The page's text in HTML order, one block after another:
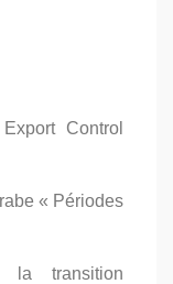
Control
« Périodes
transition